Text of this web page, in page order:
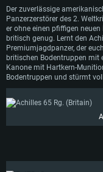
Der zuverlässige
Panzerzerstörer des 2.
er ohne einen pfiffigen
britisch genug. Lernt den
Premiumjagdpanzer, der
britischen Bodentruppen mit
Kanone mit Hartkern-
Bodentruppen und stürmt